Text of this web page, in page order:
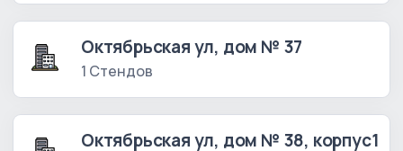
Октябрьская ул, дом № 37
1 Стендов
Октябрьская ул, дом № 38, корпус1